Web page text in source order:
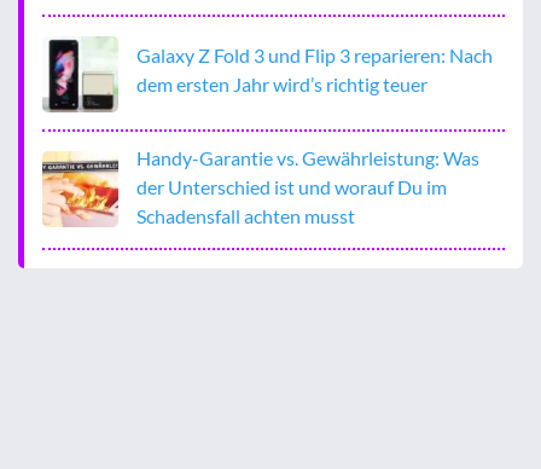
Galaxy Z Fold 3 und Flip 3 reparieren: Nach
dem ersten Jahr wird’s richtig teuer
Handy-Garantie vs. Gewährleistung: Was
der Unterschied ist und worauf Du im
Schadensfall achten musst